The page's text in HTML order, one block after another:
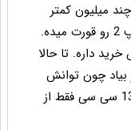
میلیون کمتر
میتونه تیبا2 بخره که تو شتاب 206 تیپ 2 رو قورت میده.
داره. تا حالا
و نشنیدم تیپ 2 از پس تیبا2 بر بیاد چون توانش
نداره قدرتش نداره با موتور ضعیف 1300 سی سی فقط از